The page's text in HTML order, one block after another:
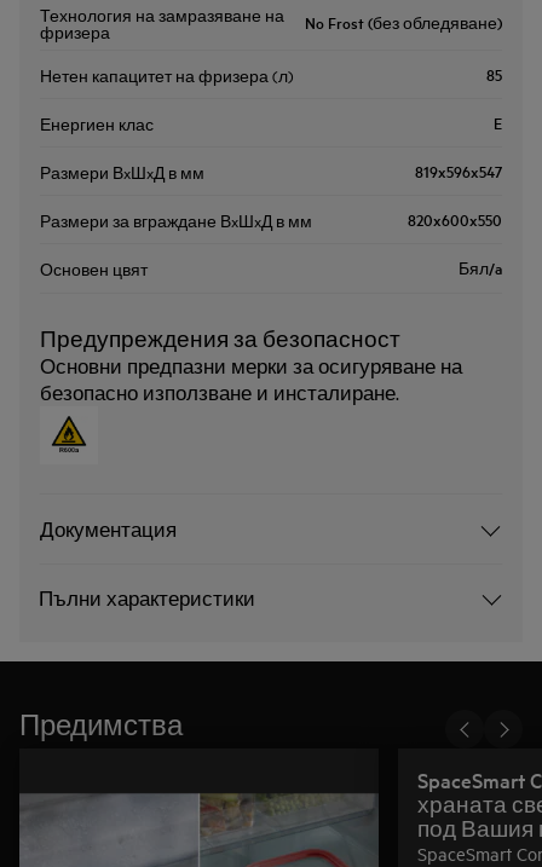
Технология на замразяване на
фризера No Frost (без обледяване)
Нетен капацитет на фризера (л) 85
Енергиен клас E
Размери ВxШxД в мм 819x596x547
Размери за вграждане ВxШxД в мм 820x600x550
Основен цвят Бял/a
Предупреждения за безопасност
Основни предпазни мерки за осигуряване на
безопасно използване и инсталиране.
Документация
Пълни характеристики
Предимства
SpaceSmart
храната
под Вашия
SpaceSmart